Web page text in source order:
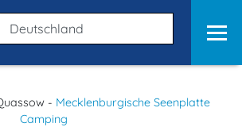
- Mecklenburgische Seenplatte
Camping